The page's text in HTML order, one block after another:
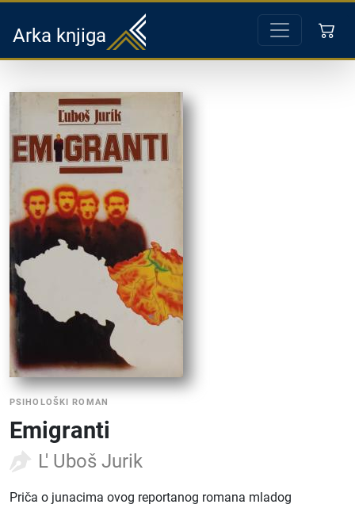
Arka knjiga
PSIHOLOŠKI ROMAN
Emigranti
L' Uboš Jurik
Priča o junacima ovog reportanog romana mladog